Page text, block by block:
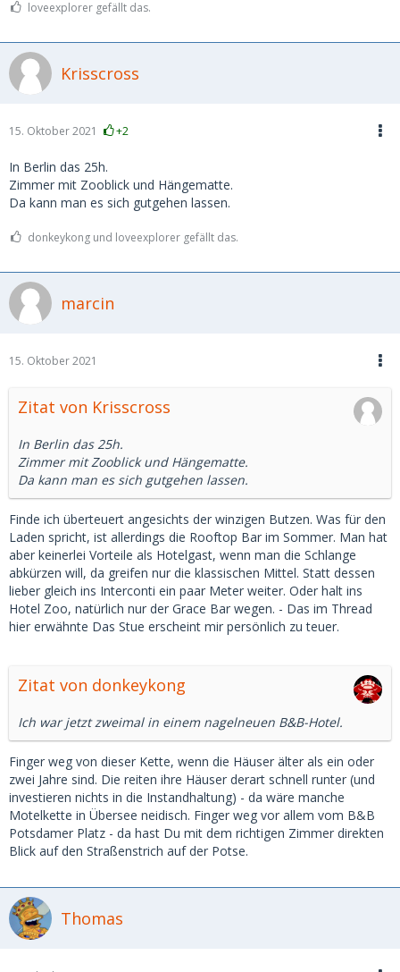
loveexplorer gefällt das.
Krisscross
15. Oktober 2021 +2
In Berlin das 25h.
Zimmer mit Zooblick und Hängematte.
Da kann man es sich gutgehen lassen.
donkeykong und loveexplorer gefällt das.
marcin
15. Oktober 2021
Zitat von Krisscross
In Berlin das 25h.
Zimmer mit Zooblick und Hängematte.
Da kann man es sich gutgehen lassen.
Finde ich überteuert angesichts der winzigen Butzen. Was für den
Laden spricht, ist allerdings die Rooftop Bar im Sommer. Man hat
aber keinerlei Vorteile als Hotelgast, wenn man die Schlange
abkürzen will, da greifen nur die klassischen Mittel. Statt dessen
lieber gleich ins Interconti ein paar Meter weiter. Oder halt ins
Hotel Zoo, natürlich nur der Grace Bar wegen. - Das im Thread
hier erwähnte Das Stue erscheint mir persönlich zu teuer.
Zitat von donkeykong
Ich war jetzt zweimal in einem nagelneuen B&B-Hotel.
Finger weg von dieser Kette, wenn die Häuser älter als ein oder
zwei Jahre sind. Die reiten ihre Häuser derart schnell runter (und
investieren nichts in die Instandhaltung) - da wäre manche
Motelkette in Übersee neidisch. Finger weg vor allem vom B&B
Potsdamer Platz - da hast Du mit dem richtigen Zimmer direkten
Blick auf den Straßenstrich auf der Potse.
Thomas